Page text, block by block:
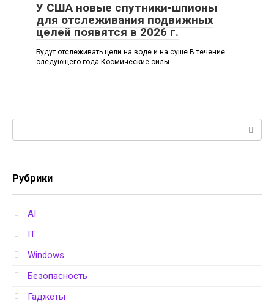
У США новые спутники-шпионы
для отслеживания подвижных
целей появятся в 2026 г.
Будут отслеживать цели на воде и на суше В течение
следующего года Космические силы
Рубрики
AI
IT
Windows
Безопасность
Гаджеты